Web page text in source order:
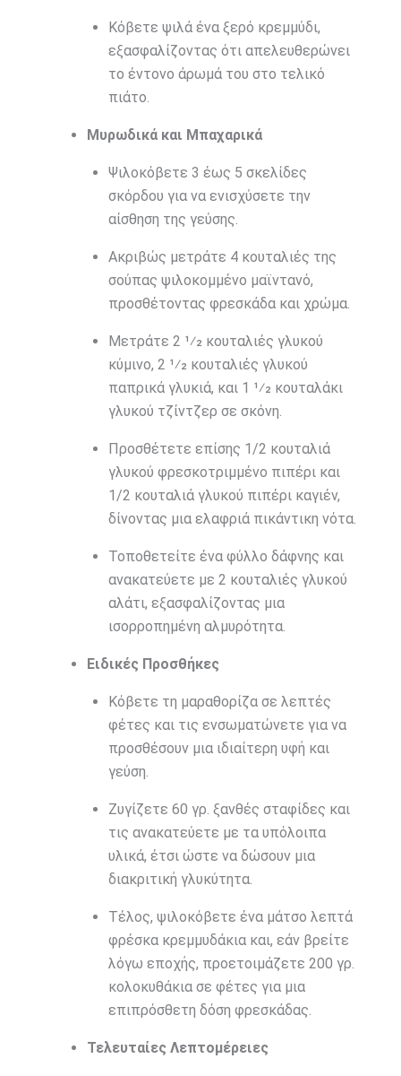
Κόβετε ψιλά ένα ξερό κρεμμύδι,
εξασφαλίζοντας ότι απελευθερώνει
το έντονο άρωμά του στο τελικό
πιάτο.
Μυρωδικά και Μπαχαρικά
Ψιλοκόβετε 3 έως 5 σκελίδες
σκόρδου για να ενισχύσετε την
αίσθηση της γεύσης.
Ακριβώς μετράτε 4 κουταλιές της
σούπας ψιλοκομμένο μαϊντανό,
προσθέτοντας φρεσκάδα και χρώμα.
Μετράτε 2 1⁄2 κουταλιές γλυκού
κύμινο, 2 1⁄2 κουταλιές γλυκού
παπρικά γλυκιά, και 1 1⁄2 κουταλάκι
γλυκού τζίντζερ σε σκόνη.
Προσθέτετε επίσης 1/2 κουταλιά
γλυκού φρεσκοτριμμένο πιπέρι και
1/2 κουταλιά γλυκού πιπέρι καγιέν,
δίνοντας μια ελαφριά πικάντικη νότα.
Τοποθετείτε ένα φύλλο δάφνης και
ανακατεύετε με 2 κουταλιές γλυκού
αλάτι, εξασφαλίζοντας μια
ισορροπημένη αλμυρότητα.
Ειδικές Προσθήκες
Κόβετε τη μαραθορίζα σε λεπτές
φέτες και τις ενσωματώνετε για να
προσθέσουν μια ιδιαίτερη υφή και
γεύση.
Ζυγίζετε 60 γρ. ξανθές σταφίδες και
τις ανακατεύετε με τα υπόλοιπα
υλικά, έτσι ώστε να δώσουν μια
διακριτική γλυκύτητα.
Τέλος, ψιλοκόβετε ένα μάτσο λεπτά
φρέσκα κρεμμυδάκια και, εάν βρείτε
λόγω εποχής, προετοιμάζετε 200 γρ.
κολοκυθάκια σε φέτες για μια
επιπρόσθετη δόση φρεσκάδας.
Τελευταίες Λεπτομέρειες